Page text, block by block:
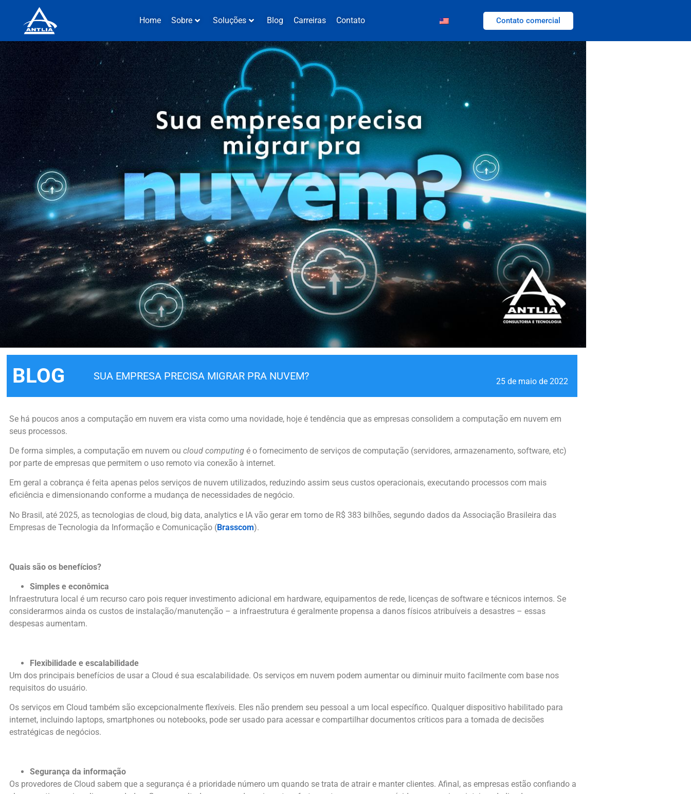
Home Sobre Soluções Blog Carreiras Contato Contato comercial
BLOG SUA EMPRESA PRECISA MIGRAR PRA NUVEM? 25 de maio de 2022
Se há poucos anos a computação em nuvem era vista como uma novidade, hoje é tendência que as empresas consolidem a computação em nuvem em
seus processos.
De forma simples, a computação em nuvem ou cloud computing é o fornecimento de serviços de computação (servidores, armazenamento, software, etc)
por parte de empresas que permitem o uso remoto via conexão à internet.
Em geral a cobrança é feita apenas pelos serviços de nuvem utilizados, reduzindo assim seus custos operacionais, executando processos com mais
eficiência e dimensionando conforme a mudança de necessidades de negócio.
No Brasil, até 2025, as tecnologias de cloud, big data, analytics e IA vão gerar em torno de R$ 383 bilhões, segundo dados da Associação Brasileira das
Empresas de Tecnologia da Informação e Comunicação (Brasscom).
Quais são os benefícios?
Simples e econômica
Infraestrutura local é um recurso caro pois requer investimento adicional em hardware, equipamentos de rede, licenças de software e técnicos internos. Se
considerarmos ainda os custos de instalação/manutenção – a infraestrutura é geralmente propensa a danos físicos atribuíveis a desastres – essas
despesas aumentam.
Flexibilidade e escalabilidade
Um dos principais benefícios de usar a Cloud é sua escalabilidade. Os serviços em nuvem podem aumentar ou diminuir muito facilmente com base nos
requisitos do usuário.
Os serviços em Cloud também são excepcionalmente flexíveis. Eles não prendem seu pessoal a um local específico. Qualquer dispositivo habilitado para
internet, incluindo laptops, smartphones ou notebooks, pode ser usado para acessar e compartilhar documentos críticos para a tomada de decisões
estratégicas de negócios.
Segurança da informação
Os provedores de Cloud sabem que a segurança é a prioridade número um quando se trata de atrair e manter clientes. Afinal, as empresas estão confiando a